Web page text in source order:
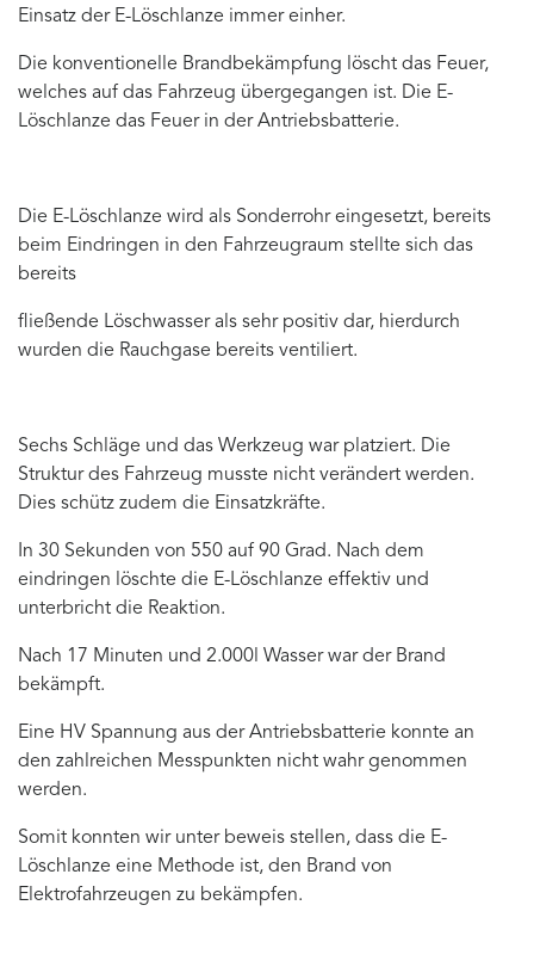
Einsatz der E-Löschlanze immer einher.
Die konventionelle Brandbekämpfung löscht das Feuer,
welches auf das Fahrzeug übergegangen ist. Die E-
Löschlanze das Feuer in der Antriebsbatterie.
Die E-Löschlanze wird als Sonderrohr eingesetzt, bereits
beim Eindringen in den Fahrzeugraum stellte sich das
bereits
fließende Löschwasser als sehr positiv dar, hierdurch
wurden die Rauchgase bereits ventiliert.
Sechs Schläge und das Werkzeug war platziert. Die
Struktur des Fahrzeug musste nicht verändert werden.
Dies schütz zudem die Einsatzkräfte.
In 30 Sekunden von 550 auf 90 Grad. Nach dem
eindringen löschte die E-Löschlanze effektiv und
unterbricht die Reaktion.
Nach 17 Minuten und 2.000l Wasser war der Brand
bekämpft.
Eine HV Spannung aus der Antriebsbatterie konnte an
den zahlreichen Messpunkten nicht wahr genommen
werden.
Somit konnten wir unter beweis stellen, dass die E-
Löschlanze eine Methode ist, den Brand von
Elektrofahrzeugen zu bekämpfen.